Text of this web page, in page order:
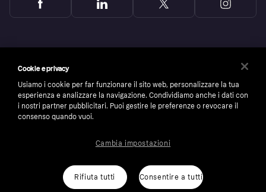
number: 556737-0431
Cookies Klarna.com
Cookie e privacy
Usiamo i cookie per far funzionare il sito web, personalizzare la tua
esperienza e analizzare la navigazione. Condividiamo anche i dati con
i nostri partner pubblicitari. Puoi gestire le preferenze o revocare il
consenso quando vuoi.
Rifiuta tutti Consentire a tutti
Cambia impostazioni